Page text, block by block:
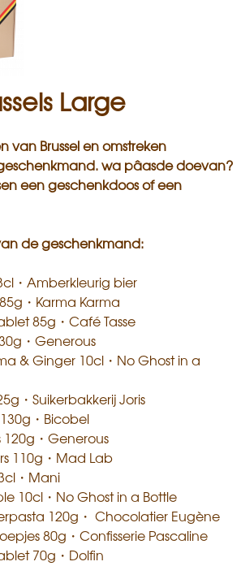
Large
van Brussel en omstreken
wa pâasde doevan?
een geschenkdoos of een
de geschenkmand:
・Amberkleurig bier
・Karma Karma
85g・Café Tasse
・Generous
& Ginger 10cl・No Ghost in a
・Suikerbakkerij Joris
・Bicobel
120g・Generous
110g・Mad Lab
・Mani
10cl・No Ghost in a Bottle
120g・ Chocolatier Eugène
80g・Confisserie Pascaline
70g・Dolfin